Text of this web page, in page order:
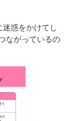
惑をかけてし
ながっているの